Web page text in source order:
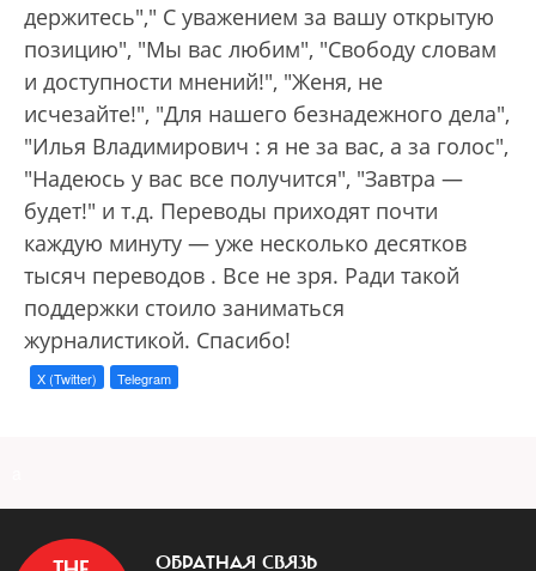
держитесь"," С уважением за вашу открытую
позицию", "Мы вас любим", "Свободу словам
и доступности мнений!", "Женя, не
исчезайте!", "Для нашего безнадежного дела",
"Илья Владимирович : я не за вас, а за голос",
"Надеюсь у вас все получится", "Завтра —
будет!" и т.д. Переводы приходят почти
каждую минуту — уже несколько десятков
тысяч переводов . Все не зря. Ради такой
поддержки стоило заниматься
журналистикой. Спасибо!
X (Twitter) Telegram
ОБРАТНАЯ СВЯЗЬ